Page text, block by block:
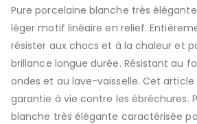
Pure porcelaine blanche très
léger motif linéaire en relief.
résister aux chocs et à la chaleur et
brillance longue durée. Résistant au
ondes et au lave-vaisselle. Cet
garantie à vie contre les ébréchures.
blanche très élégante caractérisée